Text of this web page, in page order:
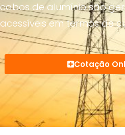
cabos de alumínio são
acessíveis em termos de
Cotação